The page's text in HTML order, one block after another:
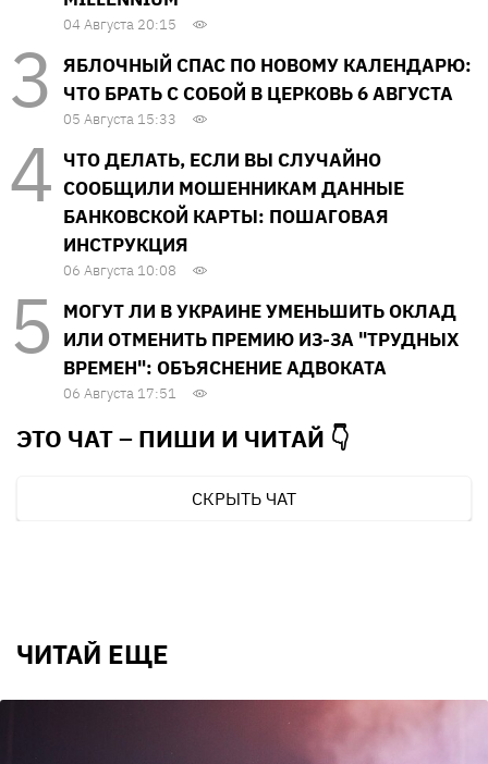
04 Августа 20:15
ЯБЛОЧНЫЙ СПАС ПО НОВОМУ КАЛЕНДАРЮ:
ЧТО БРАТЬ С СОБОЙ В ЦЕРКОВЬ 6 АВГУСТА
05 Августа 15:33
ЧТО ДЕЛАТЬ, ЕСЛИ ВЫ СЛУЧАЙНО
СООБЩИЛИ МОШЕННИКАМ ДАННЫЕ
БАНКОВСКОЙ КАРТЫ: ПОШАГОВАЯ
ИНСТРУКЦИЯ
06 Августа 10:08
МОГУТ ЛИ В УКРАИНЕ УМЕНЬШИТЬ ОКЛАД
ИЛИ ОТМЕНИТЬ ПРЕМИЮ ИЗ-ЗА "ТРУДНЫХ
ВРЕМЕН": ОБЪЯСНЕНИЕ АДВОКАТА
06 Августа 17:51
ЭТО ЧАТ – ПИШИ И ЧИТАЙ 👇
СКРЫТЬ ЧАТ
ЧИТАЙ ЕЩЕ